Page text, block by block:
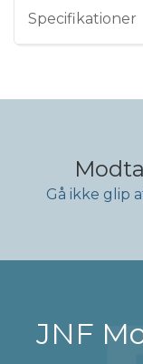
Specifikationer
Gå ikke glip
JNF